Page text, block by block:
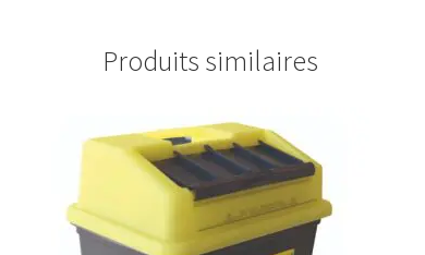
Produits similaires